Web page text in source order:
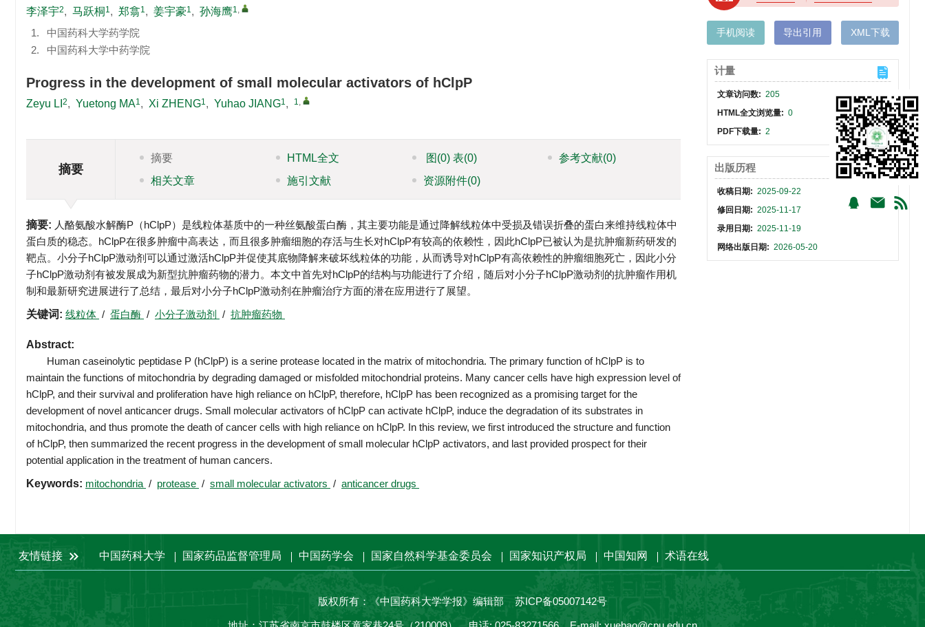
李泽宇2, 马跃桐 1, 郑翕1, 姜宇豪1, 孙海鹰1,
1.
中国药科大学药学院
2.
中国药科大学中药学院
Progress in the development of small molecular activators of hClpP
Zeyu LI 2, Yuetong MA1, Xi ZHENG1, Yuhao JIANG1, 1,
摘要
摘要 HTML全文 图 (0)表(0) 参考文献(0)
相关文章
施引文献 资源附件(0)
摘要: 人酪氨酸水解酶P（hClpP）是线粒体基质中的一种丝氨酸蛋白酶，其主要功能是通过降解线粒体中受损及错误折叠的蛋白来维持线粒体中
蛋白质的稳态。hClpP在很多肿瘤中高表达，而且很多肿瘤细胞的存活与生长对hClpP有较高的依赖性，因此hClpP已被认为是抗肿瘤新药研发的
靶点。小分子hClpP激动剂可以通过激活hClpP并促使其底物降解来破坏线粒体的功能，从而诱导对hClpP有高依赖性的肿瘤细胞死亡，因此小分
子hClpP激动剂有被发展成为新型抗肿瘤药物的潜力。本文中首先对hClpP的结构与功能进行了介绍，随后对小分子hClpP激动剂的抗肿瘤作用机
制和最新研究进展进行了总结，最后对小分子hClpP激动剂在肿瘤治疗方面的潜在应用进行了展望。
关键词: 线粒体 / 蛋白酶 / 小分子激动剂 / 抗肿瘤药物
Abstract:
Human caseinolytic peptidase P (hClpP) is a serine protease located in the matrix of mitochondria. The primary function of hClpP is to
maintain the functions of mitochondria by degrading damaged or misfolded mitochondrial proteins. Many cancer cells have high expression level of
hClpP, and their survival and proliferation have high reliance on hClpP, therefore, hClpP has been recognized as a promising target for the
development of novel anticancer drugs. Small molecular activators of hClpP can activate hClpP, induce the degradation of its substrates in
mitochondria, and thus promote the death of cancer cells with high reliance on hClpP. In this review, we first introduced the structure and function
of hClpP, then summarized the recent progress in the development of small molecular hClpP activators, and last provided prospect for their
potential application in the treatment of human cancers.
Keywords: mitochondria / protease / small molecular activators / anticancer drugs
手机阅读 导出引用 XML下载
计量
文章访问数: 205
HTML全文浏览量: 0
PDF下载量: 2
出版历程
收稿日期: 2025-09-22
修回日期: 2025-11-17
录用日期: 2025-11-19
网络出版日期: 2026-05-20
友情链接 中国药科大学 国家药品监督管理局 中国药学会 国家自然科学基金委员会 国家知识产权局 中国知网 术语在线
版权所有：《中国药科大学学报》编辑部 苏ICP备05007142号